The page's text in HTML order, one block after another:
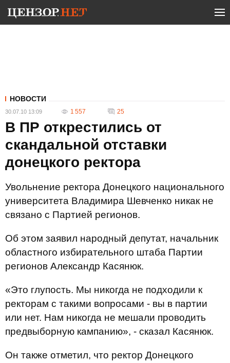
НОВОСТИ
30.07.10 13:09 1 557 25
В ПР открестились от
скандальной отставки
донецкого ректора
Увольнение ректора Донецкого национального
университета Владимира Шевченко никак не
связано с Партией регионов.
Об этом заявил народный депутат, начальник
областного избирательного штаба Партии
регионов Александр Касянюк.
«Это глупость. Мы никогда не подходили к
ректорам с такими вопросами - вы в партии
или нет. Нам никогда не мешали проводить
предвыборную кампанию», - сказал Касянюк.
Он также отметил, что ректор Донецкого